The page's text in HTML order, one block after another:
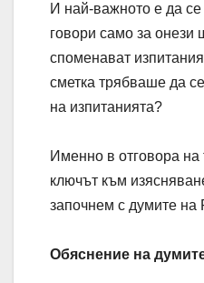
И най-важното е да
говори само за онези
споменават
сметка трябваше да
на изпитанията?
Именно в отговора на
ключът към
започнем с думите на
Обяснение на